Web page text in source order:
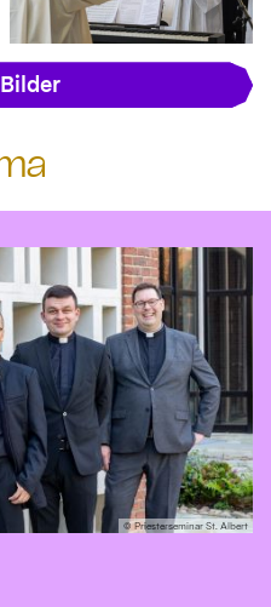
© Priesterseminar St. Albert